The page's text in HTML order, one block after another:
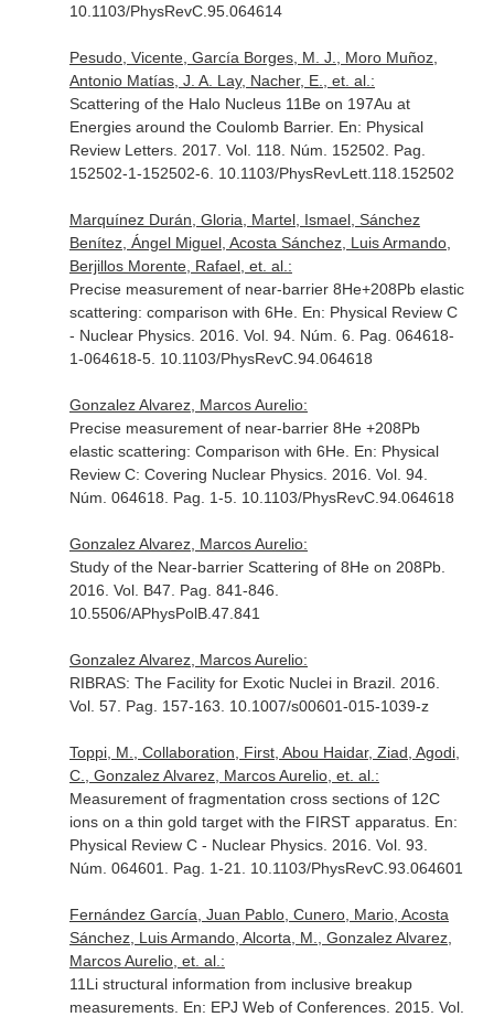
10.1103/PhysRevC.95.064614
Pesudo, Vicente, García Borges, M. J., Moro Muñoz,
Antonio Matías, J. A. Lay, Nacher, E., et. al.:
Scattering of the Halo Nucleus 11Be on 197Au at
Energies around the Coulomb Barrier. En: Physical
Review Letters. 2017. Vol. 118. Núm. 152502. Pag.
152502-1-152502-6. 10.1103/PhysRevLett.118.152502
Marquínez Durán, Gloria, Martel, Ismael, Sánchez
Benítez, Ángel Miguel, Acosta Sánchez, Luis Armando,
Berjillos Morente, Rafael, et. al.:
Precise measurement of near-barrier 8He+208Pb elastic
scattering: comparison with 6He. En: Physical Review C
- Nuclear Physics. 2016. Vol. 94. Núm. 6. Pag. 064618-
1-064618-5. 10.1103/PhysRevC.94.064618
Gonzalez Alvarez, Marcos Aurelio:
Precise measurement of near-barrier 8He +208Pb
elastic scattering: Comparison with 6He. En: Physical
Review C: Covering Nuclear Physics. 2016. Vol. 94.
Núm. 064618. Pag. 1-5. 10.1103/PhysRevC.94.064618
Gonzalez Alvarez, Marcos Aurelio:
Study of the Near-barrier Scattering of 8He on 208Pb.
2016. Vol. B47. Pag. 841-846.
10.5506/APhysPolB.47.841
Gonzalez Alvarez, Marcos Aurelio:
RIBRAS: The Facility for Exotic Nuclei in Brazil. 2016.
Vol. 57. Pag. 157-163. 10.1007/s00601-015-1039-z
Toppi, M., Collaboration, First, Abou Haidar, Ziad, Agodi,
C., Gonzalez Alvarez, Marcos Aurelio, et. al.:
Measurement of fragmentation cross sections of 12C
ions on a thin gold target with the FIRST apparatus. En:
Physical Review C - Nuclear Physics. 2016. Vol. 93.
Núm. 064601. Pag. 1-21. 10.1103/PhysRevC.93.064601
Fernández García, Juan Pablo, Cunero, Mario, Acosta
Sánchez, Luis Armando, Alcorta, M., Gonzalez Alvarez,
Marcos Aurelio, et. al.:
11Li structural information from inclusive breakup
measurements. En: EPJ Web of Conferences. 2015. Vol.